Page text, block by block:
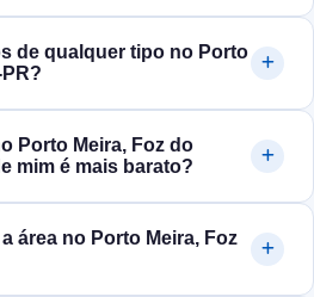
de qualquer tipo no Porto
Porto Meira, Foz do
mim é mais barato?
área no Porto Meira, Foz